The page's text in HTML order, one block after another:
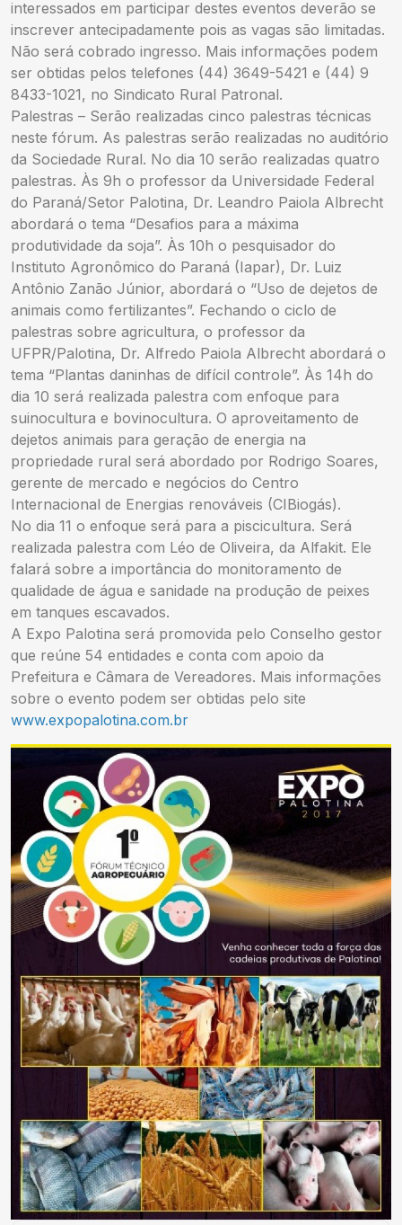
interessados em participar destes eventos deverão se
inscrever antecipadamente pois as vagas são limitadas.
Não será cobrado ingresso. Mais informações podem
ser obtidas pelos telefones (44) 3649-5421 e (44) 9
8433-1021, no Sindicato Rural Patronal.
Palestras – Serão realizadas cinco palestras técnicas
neste fórum. As palestras serão realizadas no auditório
da Sociedade Rural. No dia 10 serão realizadas quatro
palestras. Às 9h o professor da Universidade Federal
do Paraná/Setor Palotina, Dr. Leandro Paiola Albrecht
abordará o tema “Desafios para a máxima
produtividade da soja”. Às 10h o pesquisador do
Instituto Agronômico do Paraná (Iapar), Dr. Luiz
Antônio Zanão Júnior, abordará o “Uso de dejetos de
animais como fertilizantes”. Fechando o ciclo de
palestras sobre agricultura, o professor da
UFPR/Palotina, Dr. Alfredo Paiola Albrecht abordará o
tema “Plantas daninhas de difícil controle”. Às 14h do
dia 10 será realizada palestra com enfoque para
suinocultura e bovinocultura. O aproveitamento de
dejetos animais para geração de energia na
propriedade rural será abordado por Rodrigo Soares,
gerente de mercado e negócios do Centro
Internacional de Energias renováveis (CIBiogás).
No dia 11 o enfoque será para a piscicultura. Será
realizada palestra com Léo de Oliveira, da Alfakit. Ele
falará sobre a importância do monitoramento de
qualidade de água e sanidade na produção de peixes
em tanques escavados.
A Expo Palotina será promovida pelo Conselho gestor
que reúne 54 entidades e conta com apoio da
Prefeitura e Câmara de Vereadores. Mais informações
sobre o evento podem ser obtidas pelo site
www.expopalotina.com.br